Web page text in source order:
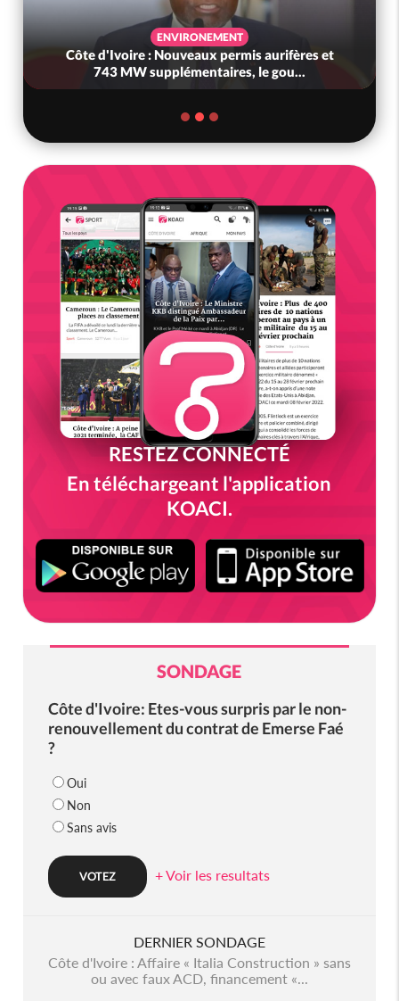
ENVIRONEMENT
Côte d'Ivoire : Nouveaux permis aurifères et
743 MW supplémentaires, le gou...
RESTEZ CONNECTÉ
En téléchargeant l'application
KOACI.
SONDAGE
Côte d'Ivoire: Etes-vous surpris par le non-
renouvellement du contrat de Emerse Faé
?
Oui
Non
Sans avis
+ Voir les resultats
DERNIER SONDAGE
Côte d'Ivoire : Affaire « Italia Construction » sans
ou avec faux ACD, financement «...